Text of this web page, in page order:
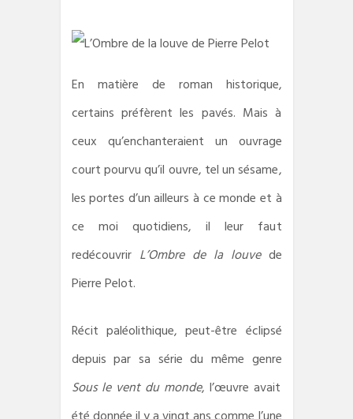
En matière de roman historique,
certains préfèrent les pavés. Mais à
ceux qu’enchanteraient un ouvrage
court pourvu qu’il ouvre, tel un sésame,
les portes d’un ailleurs à ce monde et à
ce moi quotidiens, il leur faut
redécouvrir L’Ombre de la louvede
Pierre Pelot.
Récit paléolithique, peut-être éclipsé
depuis par sa série du même genre
Sous le vent du monde, l’œuvre avait